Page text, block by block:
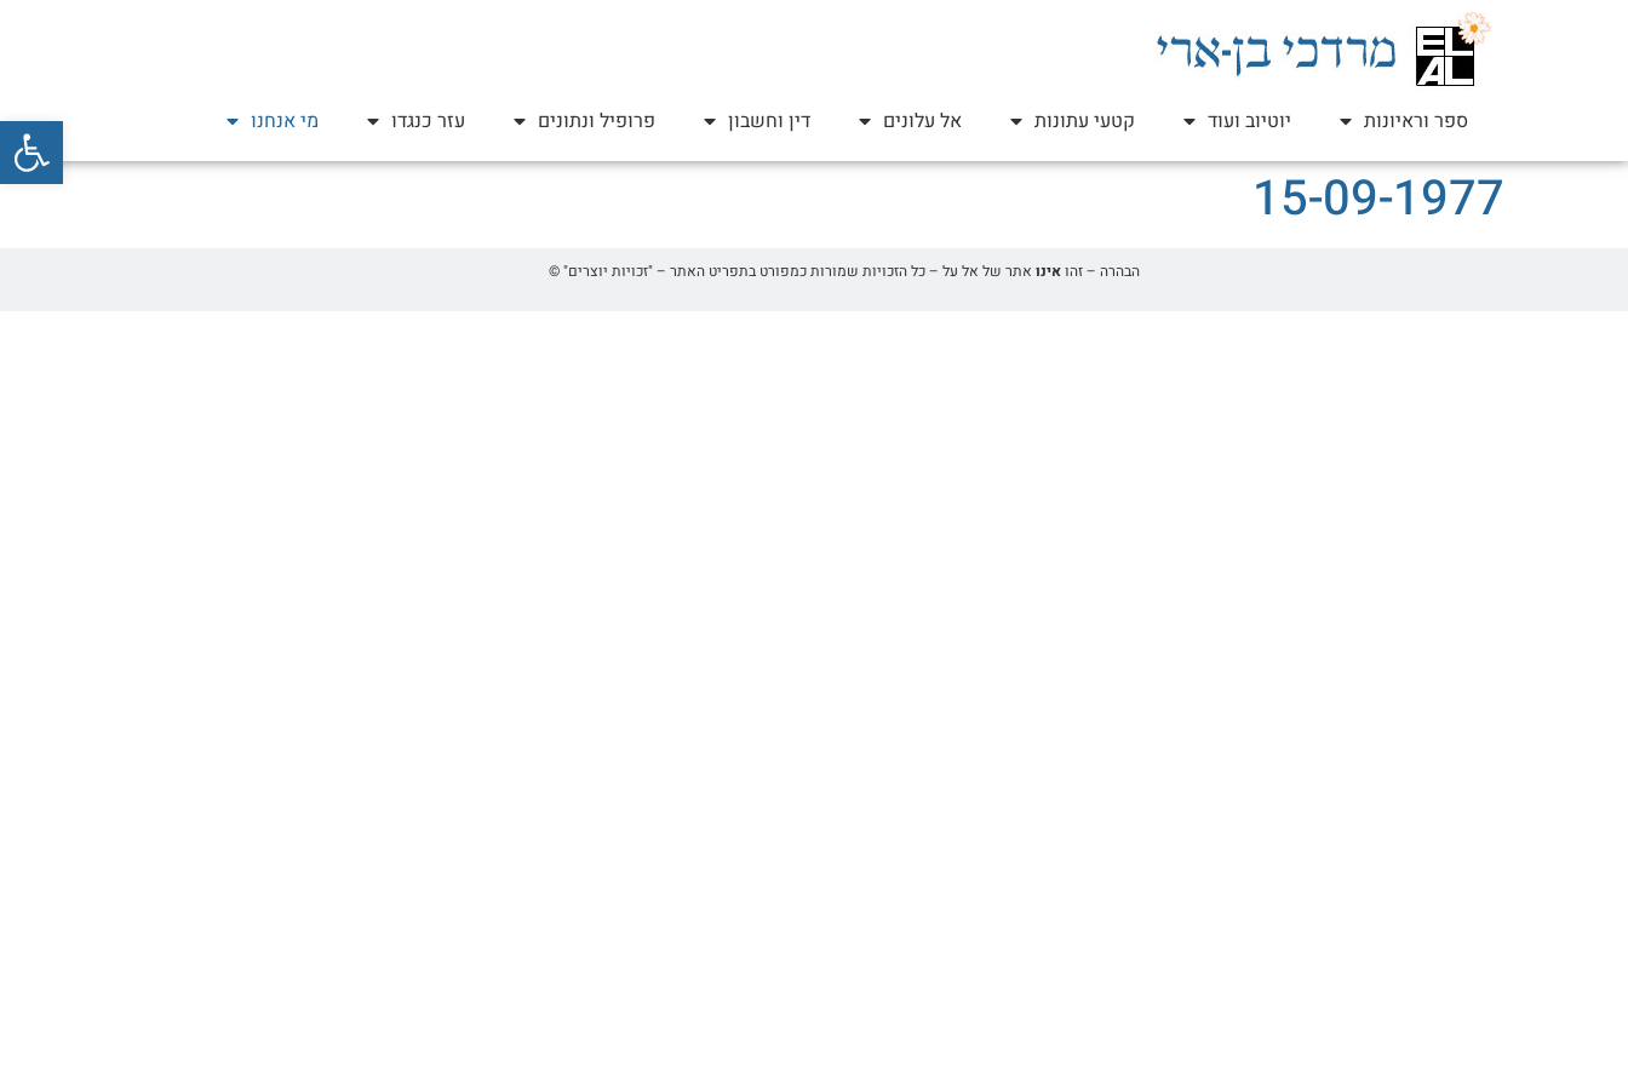
פתח ספר וראיונות יוטיוב ועוד קטעי עתונות אל עלונים דין וחשבון פרופיל ונתונים עזר כנגדו מי אנחנו
15-09-1977
הבהרה – זהואינו אתר של אל על – כל הזכויות שמורות כמפורט בתפריט האתר – "זכויות יוצרים" ©